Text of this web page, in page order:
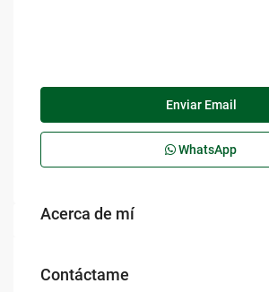
Enviar Email
WhatsApp
Acerca de mí
Contáctame